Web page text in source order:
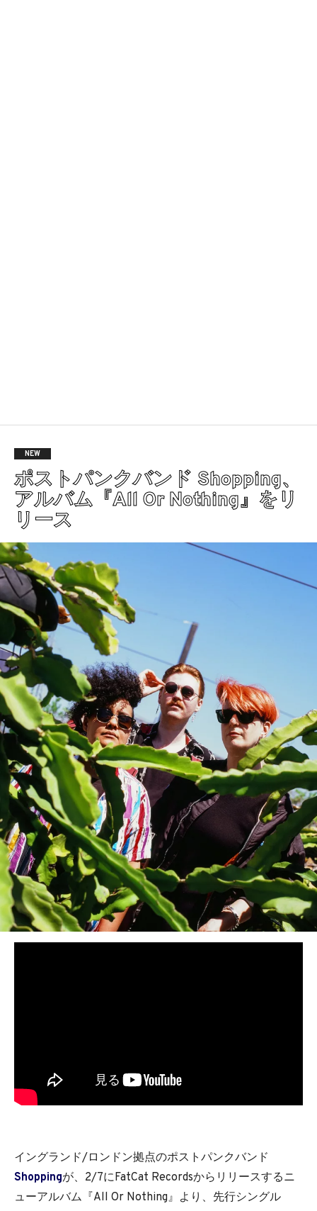
NEW
ポストパンクバンド Shopping、
アルバム『All Or Nothing』をリ
リース
イングランド/ロンドン拠点のポストパンクバンド
Shoppingが、2/7にFatCat Recordsからリリースするニ
ューアルバム『All Or Nothing』より、先行シングル